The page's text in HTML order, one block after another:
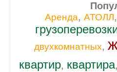
Аренда, АТОЛЛ
двухкомнатных,
квартир, квартира